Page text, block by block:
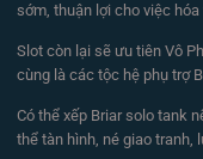
sớm, thuận lợi cho việc hóa
Slot còn lại sẽ ưu tiên Vô
cùng là các tộc hệ phụ trợ
Có thể xếp Briar solo tank
thể tàn hình, né giao tranh,